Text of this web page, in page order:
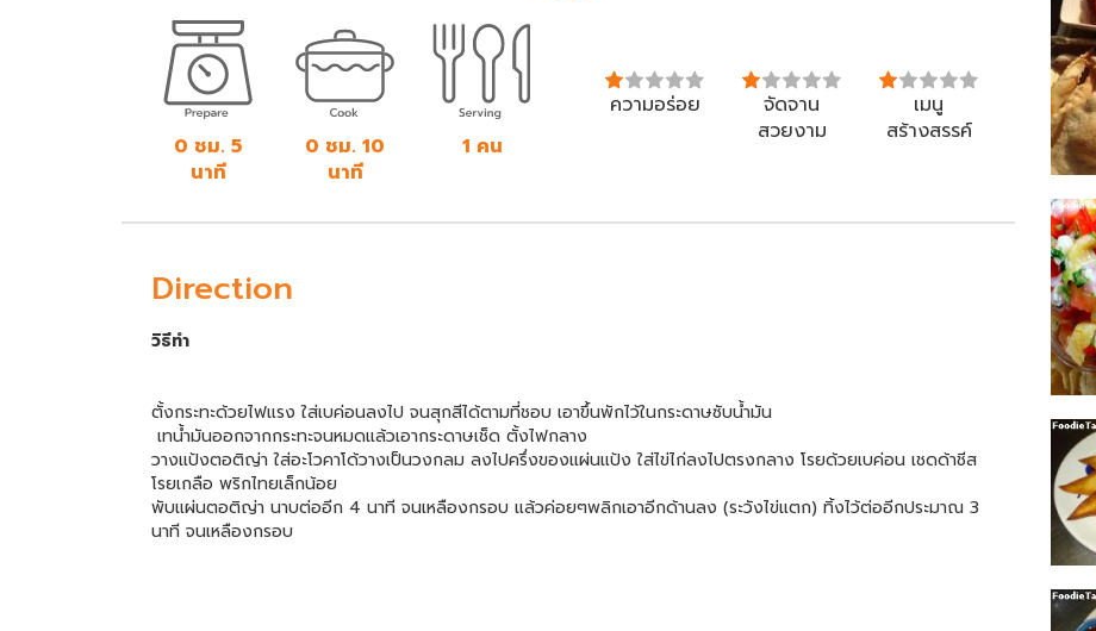
0 ชม. 5
นาที
0 ชม. 10
นาที
1 คน
ความอร่อย
จัดจาน
สวยงาม
เมนู
สร้างสรรค์
Direction
วิธีทำ
ตั้งกระทะด้วยไฟแรง ใส่เบค่อนลงไป จนสุกสีได้ตามที่ชอบ เอาขึ้นพักไว้ในกระดาษซับน้ำมัน
เทน้ำมันออกจากกระทะจนหมดแล้วเอากระดาษเช็ด ตั้งไฟกลาง
วางแป้งตอติญ่า ใส่อะโวคาโด้วางเป็นวงกลม ลงไปครึ่งของแผ่นแป้ง ใส่ไข่ไก่ลงไปตรงกลาง โรยด้วยเบค่อน เชดด้าชีส
โรยเกลือ พริกไทยเล็กน้อย
พับแผ่นตอติญ่า นาบต่ออีก 4 นาที จนเหลืองกรอบ แล้วค่อยๆพลิกเอาอีกด้านลง (ระวังไข่แตก) ทิ้งไว้ต่ออีกประมาณ 3
นาที จนเหลืองกรอบ